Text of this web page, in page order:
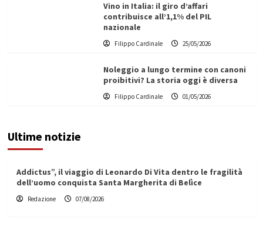
Vino in Italia: il giro d’affari
contribuisce all’1,1% del PIL
nazionale
Filippo Cardinale 25/05/2026
Noleggio a lungo termine con canoni
proibitivi? La storia oggi è diversa
Filippo Cardinale 01/05/2026
Ultime notizie
Addictus”, il viaggio di Leonardo Di Vita dentro le fragilità
dell’uomo conquista Santa Margherita di Belìce
Redazione 07/08/2026